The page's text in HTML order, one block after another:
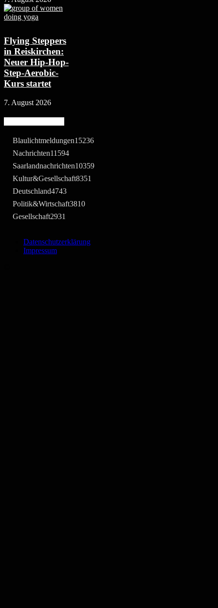
Flying Steppers
in Reiskirchen:
Neuer Hip-Hop-
Step-Aerobic-
Kurs startet
7. August 2026
Blaulichtmeldungen15236
Nachrichten11594
Saarlandnachrichten10359
Kultur&Gesellschaft8351
Deutschland4743
Politik&Wirtschaft3810
Gesellschaft2931
Datenschutzerklärung
Impressum